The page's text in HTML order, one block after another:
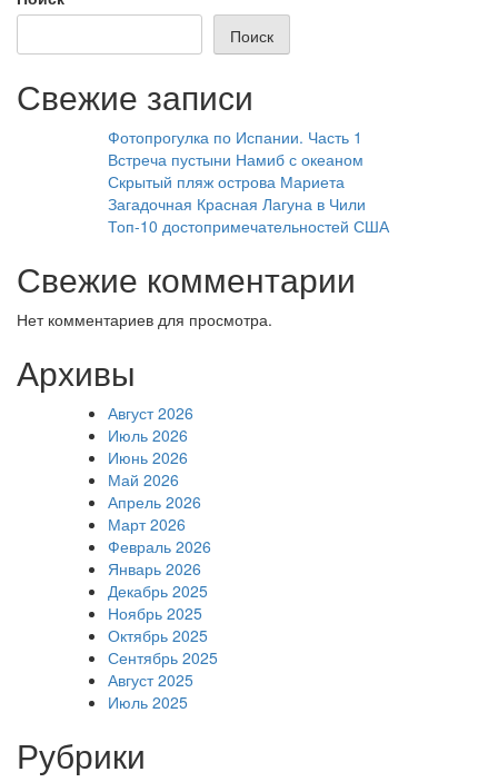
Поиск
Свежие записи
Фотопрогулка по Испании. Часть 1
Встреча пустыни Намиб с океаном
Скрытый пляж острова Мариета
Загадочная Красная Лагуна в Чили
Топ-10 достопримечательностей США
Свежие комментарии
Нет комментариев для просмотра.
Архивы
Август 2026
Июль 2026
Июнь 2026
Май 2026
Апрель 2026
Март 2026
Февраль 2026
Январь 2026
Декабрь 2025
Ноябрь 2025
Октябрь 2025
Сентябрь 2025
Август 2025
Июль 2025
Рубрики